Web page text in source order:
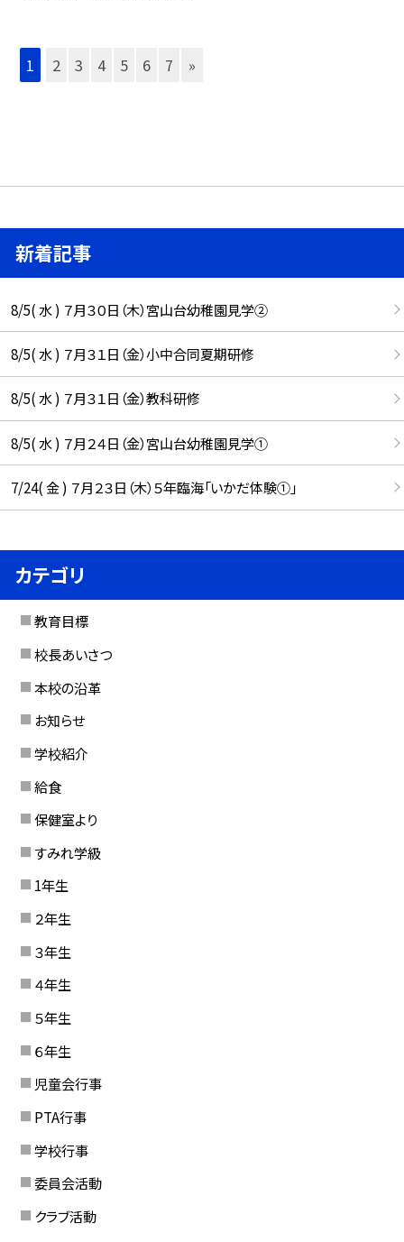
1 2 3 4 5 6 7 »
新着記事
8/5( 水 ) ７月３０日（木）宮山台幼稚園見学②
8/5( 水 ) ７月３１日（金）小中合同夏期研修
8/5( 水 ) ７月３１日（金）教科研修
8/5( 水 ) ７月２４日（金）宮山台幼稚園見学①
7/24( 金 ) ７月２３日（木）５年臨海「いかだ体験①」
カテゴリ
教育目標
校長あいさつ
本校の沿革
お知らせ
学校紹介
給食
保健室より
すみれ学級
1年生
２年生
３年生
４年生
５年生
６年生
児童会行事
PTA行事
学校行事
委員会活動
クラブ活動